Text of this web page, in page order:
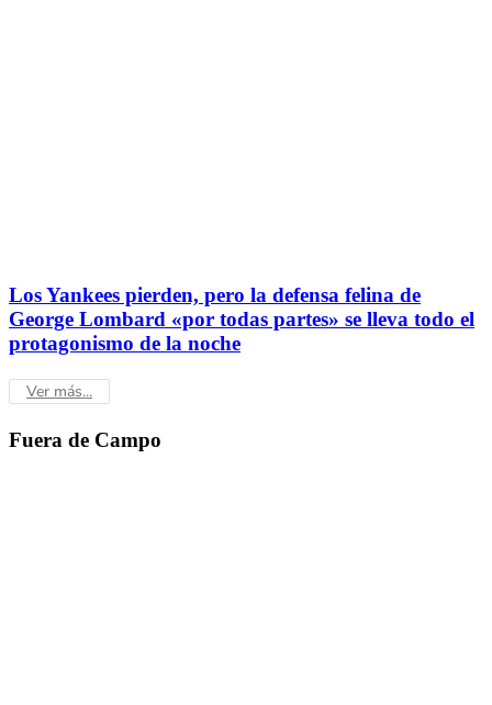
Los Yankees pierden, pero la defensa felina de
George Lombard «por todas partes» se lleva todo el
protagonismo de la noche
Ver más...
Fuera de Campo